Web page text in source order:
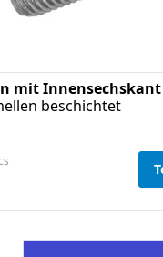
mit
beschichtet